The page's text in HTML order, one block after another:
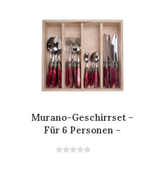
Murano-Geschirrset –
Für 6 Personen –